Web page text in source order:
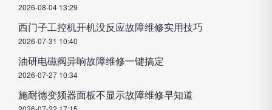
2026-08-04 13:29
西门子工控机开机没反应故障维修实用技巧
2026-07-31 10:40
油研电磁阀异响故障维修一键搞定
2026-07-27 10:34
施耐德变频器面板不显示故障维修早知道